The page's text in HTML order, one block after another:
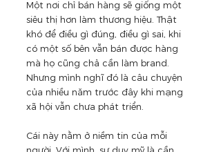
Một nơi chỉ bán hàng sẽ giống một
siêu thị hơn làm thương hiệu. Thật
khó để điều gì đúng, điều gì sai, khi
có một số bên vẫn bán được hàng
mà họ cũng chả cần làm brand.
Nhưng mình nghĩ đó là câu chuyện
của nhiều năm trước đây khi mạng
xã hội vẫn chưa phát triển.
Cái này nằm ở niềm tin của mỗi